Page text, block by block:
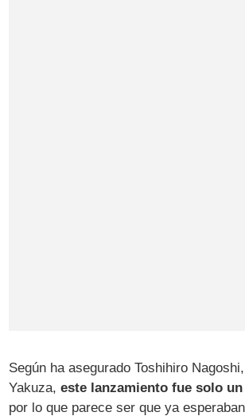
Según ha asegurado Toshihiro
Yakuza,este lanzamiento fue solo
por lo que parece ser que ya